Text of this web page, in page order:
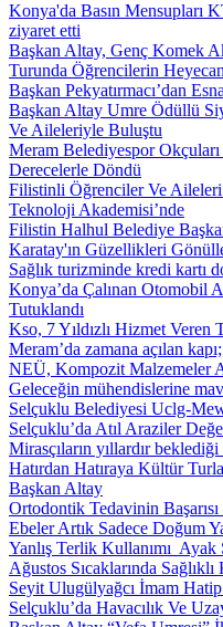
Konya'da Basın Mensupları
ziyaret etti
Başkan Altay, Genç Komek
Turunda Öğrencilerin
Başkan Pekyatırmacı’dan
Başkan Altay Umre Ödüllü
Ve Aileleriyle Buluştu
Meram Belediyespor
Derecelerle Döndü
Filistinli Öğrenciler Ve
Teknoloji Akademisi’nde
Filistin Halhul Belediye
Karatay'ın Güzellikleri
Sağlık turizminde kredi kartı
Konya’da Çalınan Otomobil
Tutuklandı
Kso, 7 Yıldızlı Hizmet Veren
Meram’da zamana açılan kapı;
NEÜ, Kompozit Malzemeler
Geleceğin mühendislerine
Selçuklu Belediyesi Uclg-
Selçuklu’da Atıl Araziler
Mirasçıların yıllardır beklediği
Hatırdan Hatıraya Kültür
Başkan Altay
Ortodontik Tedavinin
Ebeler Artık Sadece Doğum
Yanlış Terlik Kullanımı Ayak
Ağustos Sıcaklarında
Seyit Ulugülyağcı İmam
Selçuklu’da Havacılık Ve